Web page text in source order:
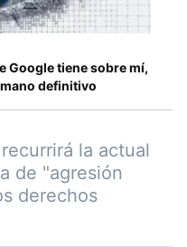
Google tiene sobre mí,
definitivo
la actual
de "agresión
derechos